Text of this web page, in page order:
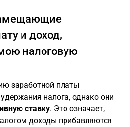
и доход,
налоговую
заработной платы
налога, однако они
ставку. Это означает,
доходы прибавляются